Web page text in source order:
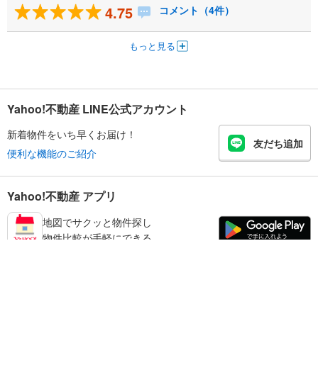
4.75 コメント（4件）
もっと見る
Yahoo!不動産 LINE公式アカウント
新着物件をいち早くお届け！
便利な機能のご紹介
友だち追加
Yahoo!不動産 アプリ
地図でサクッと物件探し
物件比較が手軽にできる